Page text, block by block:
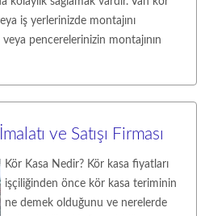
iş yerlerinizde montajını
pencerelerinizin montajının
ve Satışı Firması
Kör Kasa Nedir? Kör kasa fiyatları
işçiliğinden önce kör kasa teriminin
ne demek olduğunu ve nerelerde